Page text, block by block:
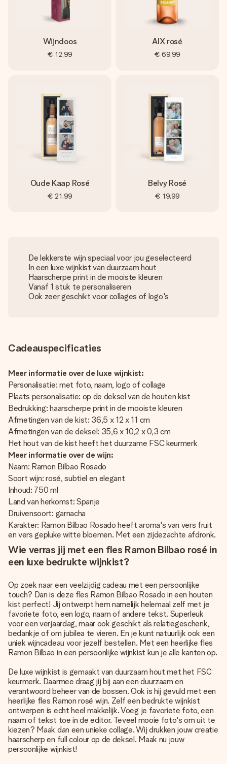
Wijndoos
€ 12,99
AIX rosé
€ 69,99
Oude Kaap Rosé
€ 21,99
Belvy Rosé
€ 19,99
De lekkerste wijn speciaal voor jou geselecteerd
In een luxe wijnkist van duurzaam hout
Haarscherpe print in de mooiste kleuren
Vanaf 1 stuk te personaliseren
Ook zeer geschikt voor collages of logo's
Cadeauspecificaties
Meer informatie over de luxe wijnkist:
Personalisatie: met foto, naam, logo of collage
Plaats personalisatie: op de deksel van de houten kist
Bedrukking: haarscherpe print in de mooiste kleuren
Afmetingen van de kist: 36,5 x 12 x 11 cm
Afmetingen van de deksel: 35,6 x 10,2 x 0,3 cm
Het hout van de kist heeft het duurzame FSC keurmerk
Meer informatie over de wijn:
Naam: Ramon Bilbao Rosado
Soort wijn: rosé, subtiel en elegant
Inhoud: 750 ml
Land van herkomst: Spanje
Druivensoort: garnacha
Karakter: Ramon Bilbao Rosado heeft aroma's van vers fruit
en vers gepluke witte bloemen. Met een zijdezachte afdronk.
Wie verras jij met een fles Ramon Bilbao rosé in
een luxe bedrukte wijnkist?
Op zoek naar een veelzijdig cadeau met een persoonlijke
touch? Dan is deze fles Ramon Bilbao Rosado in een houten
kist perfect! Jij ontwerpt hem namelijk helemaal zelf met je
favoriete foto, een logo, naam of andere tekst. Superleuk
voor een verjaardag, maar ook geschikt als relatiegeschenk,
bedankje of om jubilea te vieren. En je kunt natuurlijk ook een
uniek wijncadeau voor jezelf bestellen. Met een heerlijke fles
Ramon Bilbao in een persoonlijke wijnkist kun je alle kanten op.
De luxe wijnkist is gemaakt van duurzaam hout met het FSC
keurmerk. Daarmee draag jij bij aan een duurzaam en
verantwoord beheer van de bossen. Ook is hij gevuld met een
heerlijke fles Ramon rosé wijn. Zelf een bedrukte wijnkist
ontwerpen is echt heel makkelijk. Voeg je favoriete foto, een
naam of tekst toe in de editor. Teveel mooie foto's om uit te
kiezen? Maak dan een unieke collage. Wij drukken jouw creatie
haarscherp en full colour op de deksel. Maak nu jouw
persoonlijke wijnkist!